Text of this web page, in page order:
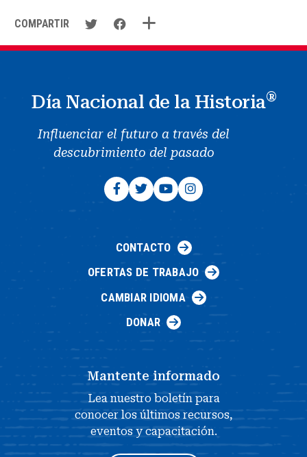
COMPARTIR
Día Nacional de la Historia®
Influenciar el futuro a través del
descubrimiento del pasado
CONTACTO
OFERTAS DE TRABAJO
CAMBIAR IDIOMA
DONAR
Mantente informado
Lea nuestro boletín para
conocer los últimos recursos,
eventos y capacitación.